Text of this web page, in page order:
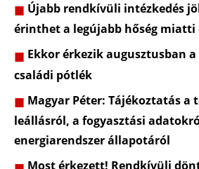
Újabb rendkívüli intézkedés
érinthet a legújabb hőség miatti
Ekkor érkezik augusztusban
családi pótlék
Magyar Péter: Tájékoztatás a
leállásról, a fogyasztási
energiarendszer állapotáról
Most érkezett! Rendkívüli